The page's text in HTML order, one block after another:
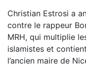
Christian Estrosi a
contre le rappeur
MRH, qui multiplie
islamistes et
l’ancien maire de